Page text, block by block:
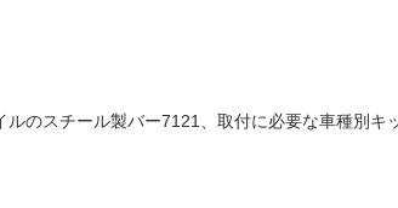
のスチール製バー7121、取付に必要な車種別キ